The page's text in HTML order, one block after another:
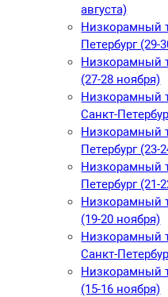
августа)
Низкорамный
Петербург (29-
Низкорамный
(27-28 ноября)
Низкорамный
Санкт-
Низкорамный
Петербург (23-
Низкорамный
Петербург (21-
Низкорамный
(19-20 ноября)
Низкорамный
Санкт-
Низкорамный
(15-16 ноября)